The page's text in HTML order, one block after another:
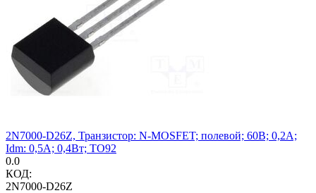
2N7000-D26Z, Транзистор: N-MOSFET; полевой; 60В; 0,2А;
Idm: 0,5А; 0,4Вт; TO92
0.0
КОД:
2N7000-D26Z